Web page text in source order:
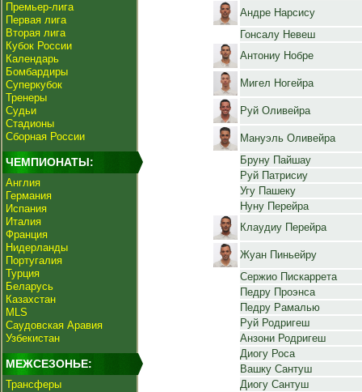
Премьер-лига
Первая лига
Вторая лига
Кубок России
Календарь
Бомбардиры
Суперкубок
Тренеры
Судьи
Стадионы
Сборная России
ЧЕМПИОНАТЫ:
Англия
Германия
Испания
Италия
Франция
Нидерланды
Португалия
Турция
Беларусь
Казахстан
MLS
Саудовская Аравия
Узбекистан
МЕЖСЕЗОНЬЕ:
Трансферы
Андре Нарсису
Гонсалу Невеш
Антониу Нобре
Мигел Ногейра
Руй Оливейра
Мануэль Оливейра
Бруну Пайшау
Руй Патрисиу
Угу Пашеку
Нуну Перейра
Клаудиу Перейра
Жуан Пиньейру
Сержио Пискаррета
Педру Проэнса
Педру Рамалью
Руй Родригеш
Анзони Родригеш
Диогу Роса
Вашку Сантуш
Диогу Сантуш